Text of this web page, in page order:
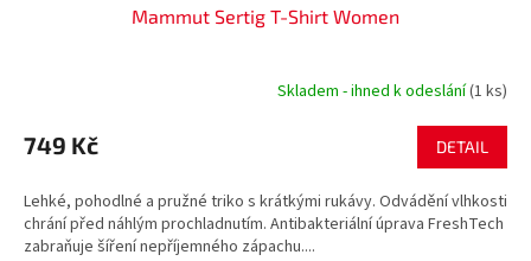
Mammut Sertig T-Shirt Women
Skladem - ihned k odeslání(1 ks)
749 Kč DETAIL
Lehké, pohodlné a pružné triko s krátkými rukávy. Odvádění vlhkosti
chrání před náhlým prochladnutím. Antibakteriální úprava FreshTech
zabraňuje šíření nepříjemného zápachu....